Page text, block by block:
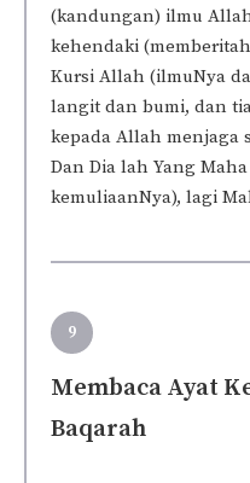
(kandungan) ilmu
kehendaki
Kursi Allah (ilmuNya
langit dan bumi, dan
kepada Allah menjaga
Dan Dia lah Yang
kemuliaanNya), lagi
9
Membaca Ayat
Baqarah